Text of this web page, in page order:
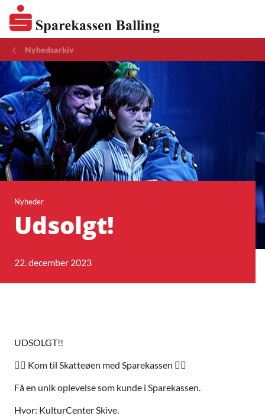
Nyhedsarkiv
Nyheder
Udsolgt!
22. december 2023
UDSOLGT!!
🏴‍☠️ Kom til Skatteøen med Sparekassen 🏴‍☠️
Få en unik oplevelse som kunde i Sparekassen.
Hvor: KulturCenter Skive.